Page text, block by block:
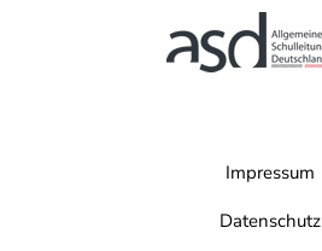
Impressum
Datenschutz